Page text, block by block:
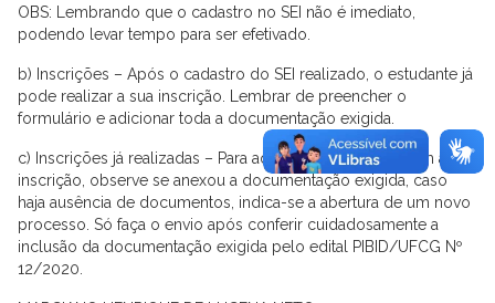
OBS: Lembrando que o cadastro no SEI não é imediato,
podendo levar tempo para ser efetivado.
b) Inscrições – Após o cadastro do SEI realizado, o estudante já
pode realizar a sua inscrição. Lembrar de preencher o
formulário e adicionar toda a documentação exigida.
c) Inscrições já realizadas – Para aqueles que já realizaram a sua
inscrição, observe se anexou a documentação exigida, caso
haja ausência de documentos, indica-se a abertura de um novo
processo. Só faça o envio após conferir cuidadosamente a
inclusão da documentação exigida pelo edital PIBID/UFCG Nº
12/2020.